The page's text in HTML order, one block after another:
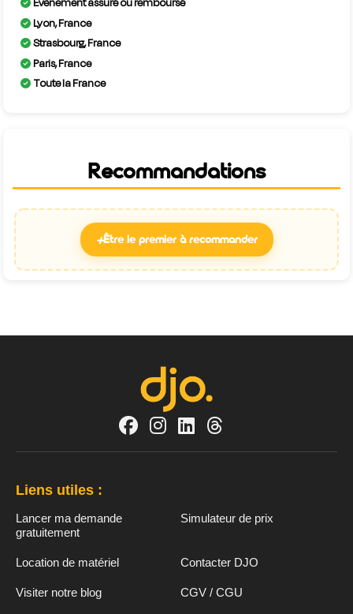
Evènement assuré ou remboursé
Lyon, France
Strasbourg, France
Paris, France
Toute la France
Recommandations
+Être le premier à recommander
Liens utiles :
Lancer ma demande
gratuitement
Simulateur de prix
Location de matériel Contacter DJO
Visiter notre blog CGV / CGU